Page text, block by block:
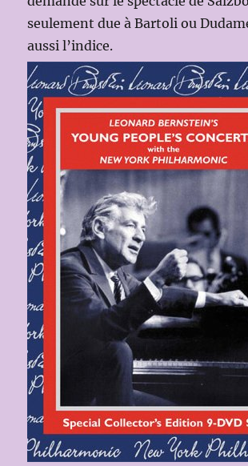
seulement due à Bartoli ou
aussi l’indice.